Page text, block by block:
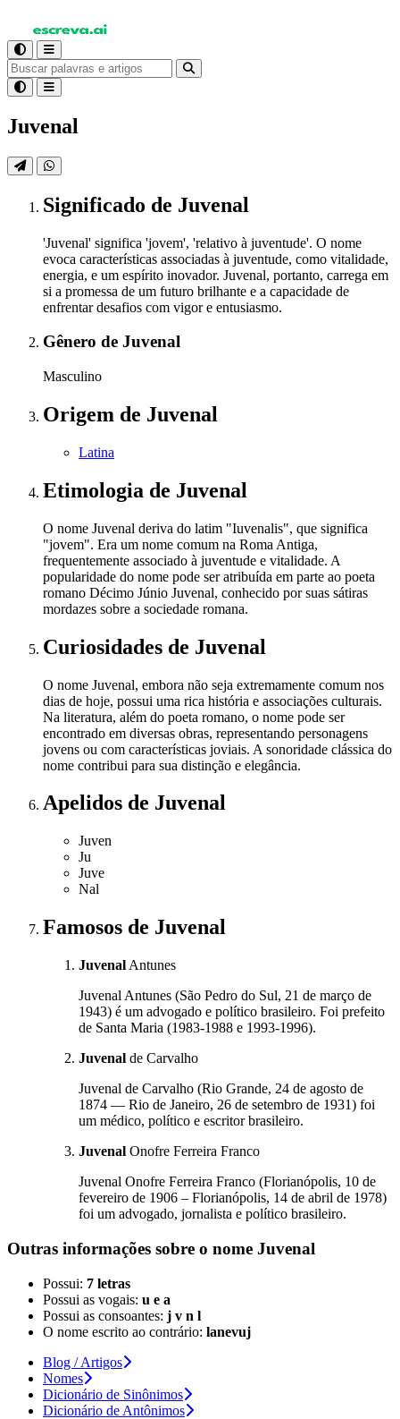
Juvenal
Significado de Juvenal
'Juvenal' significa 'jovem', 'relativo à juventude'. O nome
evoca características associadas à juventude, como vitalidade,
energia, e um espírito inovador. Juvenal, portanto, carrega em
si a promessa de um futuro brilhante e a capacidade de
enfrentar desafios com vigor e entusiasmo.
Gênero de Juvenal
Masculino
Origem de Juvenal
Latina
Etimologia de Juvenal
O nome Juvenal deriva do latim "Iuvenalis", que significa
"jovem". Era um nome comum na Roma Antiga,
frequentemente associado à juventude e vitalidade. A
popularidade do nome pode ser atribuída em parte ao poeta
romano Décimo Júnio Juvenal, conhecido por suas sátiras
mordazes sobre a sociedade romana.
Curiosidades de Juvenal
O nome Juvenal, embora não seja extremamente comum nos
dias de hoje, possui uma rica história e associações culturais.
Na literatura, além do poeta romano, o nome pode ser
encontrado em diversas obras, representando personagens
jovens ou com características joviais. A sonoridade clássica do
nome contribui para sua distinção e elegância.
Apelidos de Juvenal
Juven
Ju
Juve
Nal
Famosos de Juvenal
Juvenal Antunes
Juvenal Antunes (São Pedro do Sul, 21 de março de
1943) é um advogado e político brasileiro. Foi prefeito
de Santa Maria (1983-1988 e 1993-1996).
Juvenal de Carvalho
Juvenal de Carvalho (Rio Grande, 24 de agosto de
1874 — Rio de Janeiro, 26 de setembro de 1931) foi
um médico, político e escritor brasileiro.
Juvenal Onofre Ferreira Franco
Juvenal Onofre Ferreira Franco (Florianópolis, 10 de
fevereiro de 1906 – Florianópolis, 14 de abril de 1978)
foi um advogado, jornalista e político brasileiro.
Outras informações sobre o nome Juvenal
Possui: 7 letras
Possui as vogais: u e a
Possui as consoantes: j v n l
O nome escrito ao contrário: lanevuj
Blog / Artigos
Nomes
Dicionário de Sinônimos
Dicionário de Antônimos